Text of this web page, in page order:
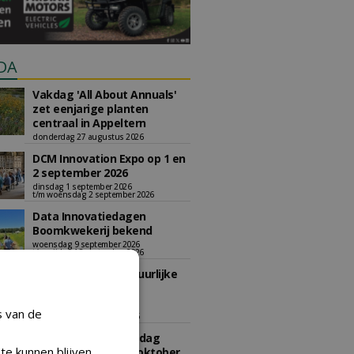
Vakdag 'All About Annuals'
zet eenjarige planten
centraal in Appeltern
donderdag 27 augustus 2026
DCM Innovation Expo op 1 en
2 september 2026
dinsdag 1 september 2026
t/m woensdag 2 september 2026
Data Innovatiedagen
Boomkwekerij bekend
woensdag 9 september 2026
t/m vrijdag 18 september 2026
Kennismiddag: 'Natuurlijke
maandag 28 september 2026
Landelijke Jongerendag
van de